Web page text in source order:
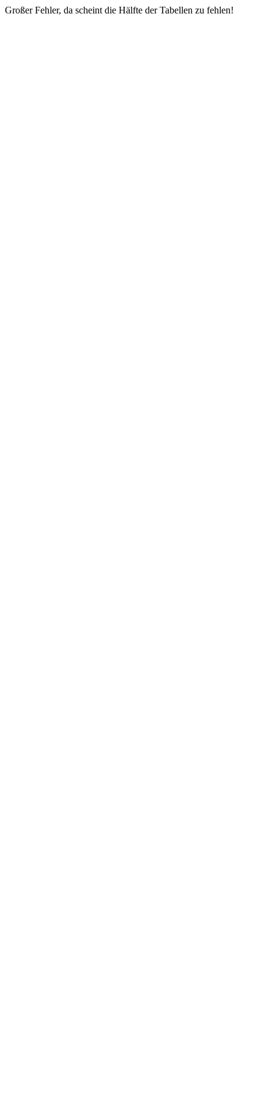
Großer Fehler, da scheint die Hälfte der Tabellen zu fehlen!